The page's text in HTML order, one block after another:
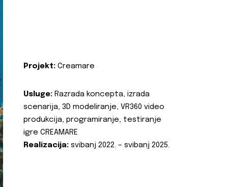
Projekt: Creamare
Usluge: Razrada koncepta, izrada
scenarija, 3D modeliranje, VR360 video
produkcija, programiranje, testiranje
igre CREAMARE
Realizacija: svibanj 2022. – svibanj 2025.